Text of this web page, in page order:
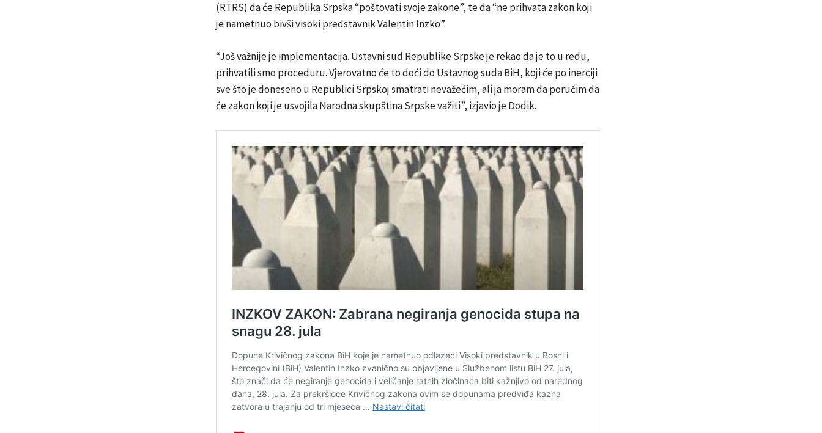
(RTRS) da će Republika Srpska “poštovati svoje zakone”, te da “ne prihvata zakon koji
je nametnuo bivši visoki predstavnik Valentin Inzko”.
“Još važnije je implementacija. Ustavni sud Republike Srpske je rekao da je to u redu,
prihvatili smo proceduru. Vjerovatno će to doći do Ustavnog suda BiH, koji će po inerciji
sve što je doneseno u Republici Srpskoj smatrati nevažećim, ali ja moram da poručim da
će zakon koji je usvojila Narodna skupština Srpske važiti”, izjavio je Dodik.